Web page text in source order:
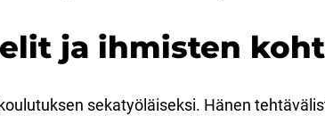
ja ihmisten
sekatyöläiseksi. Hänen